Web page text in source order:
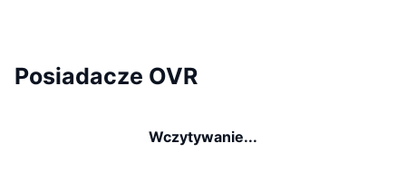
Posiadacze OVR
Wczytywanie...